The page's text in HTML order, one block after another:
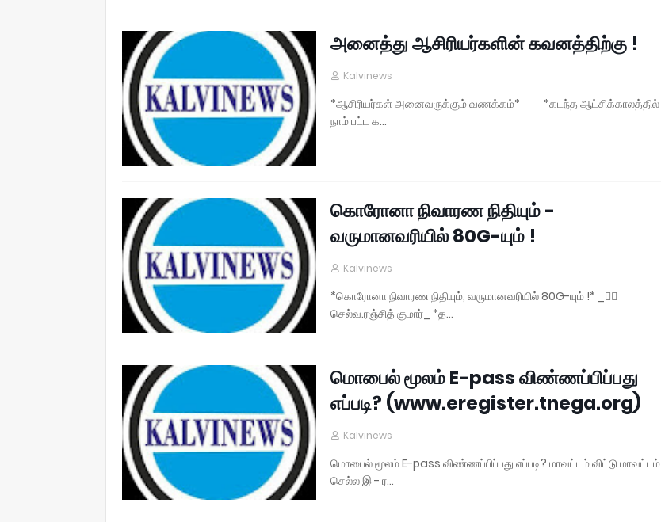
அனைத்து ஆசிரியர்களின் கவனத்திற்கு !
Kalvinews
*ஆசிரியர்கள் அனைவருக்கும் வணக்கம்* *கடந்த ஆட்சிக்காலத்தில்
நாம் பட்ட க…
கொரோனா நிவாரண நிதியும் -
வருமானவரியில் 80G-யும் !
Kalvinews
*கொரோனா நிவாரண நிதியும், வருமானவரியில் 80G-யும் !* _✍🏼
செல்வ.ரஞ்சித் குமார்_ *த…
மொபைல் மூலம் E-pass விண்ணப்பிப்பது
எப்படி? (www.eregister.tnega.org)
Kalvinews
மொபைல் மூலம் E-pass விண்ணப்பிப்பது எப்படி? மாவட்டம் விட்டு மாவட்டம்
செல்ல இ - ர…